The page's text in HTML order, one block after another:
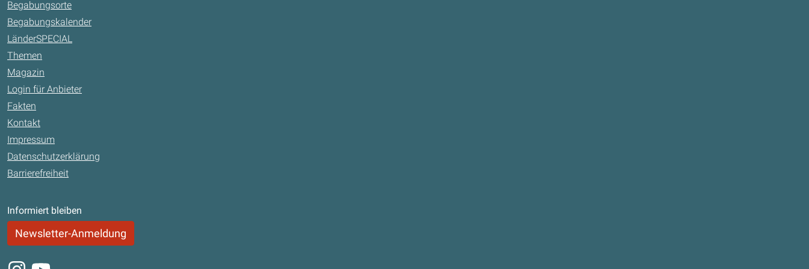
Begabungsorte
Begabungskalender
LänderSPECIAL
Themen
Magazin
Login für Anbieter
Fakten
Kontakt
Impressum
Datenschutzerklärung
Barrierefreiheit
Informiert bleiben
Newsletter-Anmeldung
Instagram
Youtube